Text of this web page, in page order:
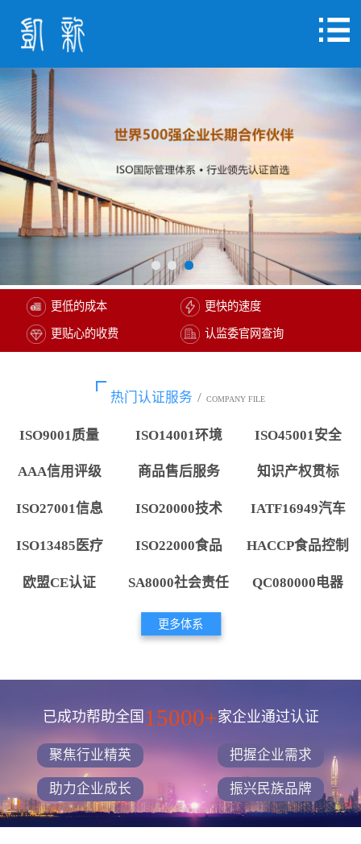
更低的成本 更快的速度
更贴心的收费 认监委官网查询
热门认证服务 / COMPANY FILE
ISO9001质量 ISO14001环境 ISO45001安全
AAA信用评级 商品售后服务 知识产权贯标
ISO27001信息 ISO20000技术 IATF16949汽车
ISO13485医疗 ISO22000食品 HACCP食品控制
欧盟CE认证 SA8000社会责任 QC080000电器
更多体系
已成功帮助全国 15000+家企业通过认证
聚焦行业精英 把握企业需求
助力企业成长 振兴民族品牌